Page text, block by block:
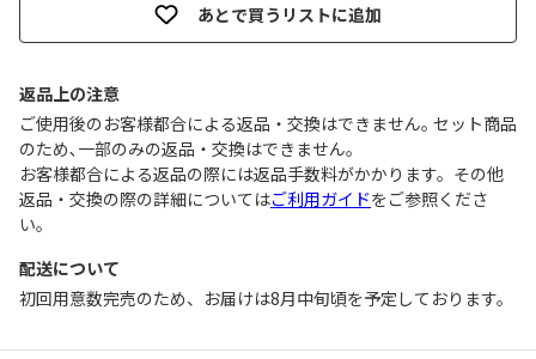
あとで買うリストに追加
返品上の注意
ご使用後のお客様都合による返品・交換はできません｡ セット商品
のため､一部のみの返品・交換はできません｡
お客様都合による返品の際には返品手数料がかかります。その他
返品・交換の際の詳細についてはご利用ガイドをご参照くださ
い。
配送について
初回用意数完売のため、お届けは8月中旬頃を予定しております。